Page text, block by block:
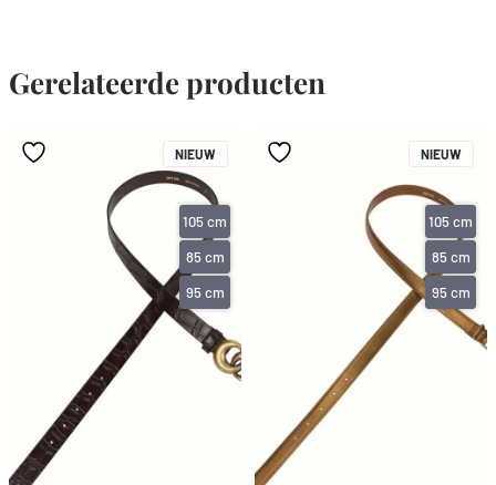
Gerelateerde producten
NIEUW
105 cm
85 cm
95 cm
NIEUW
105 cm
85 cm
95 cm